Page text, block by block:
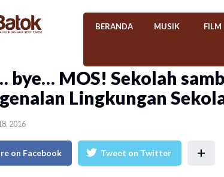
BERANDA MUSIK FILM
bye… MOS! Sekolah
Lingkungan
2016
on Facebook Tweet on Twitter +